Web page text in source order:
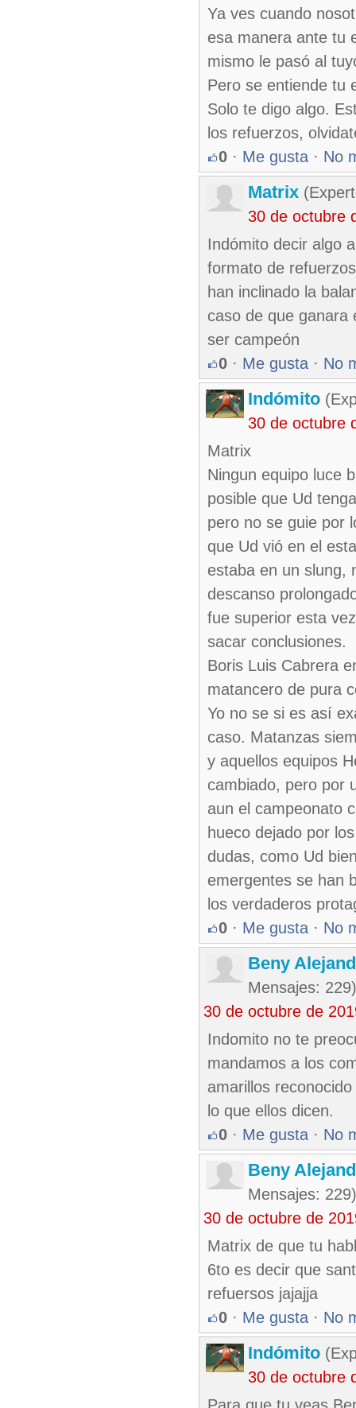
Ya ves cuando
esa manera ante tu
mismo le pasó al
Pero se entiende tu
Solo te digo algo.
los refuerzos,
0 · Me gusta · No
Matrix
30 de octubre
Indómito decir algo
formato de
han inclinado la
caso de que ganara
ser campeón
0 · Me gusta · No
Indómito
30 de octubre
Matrix
Ningun equipo luce
posible que Ud
pero no se guie por
que Ud vió en el
estaba en un slung,
descanso
fue superior esta
sacar conclusiones.
Boris Luis Cabrera
matancero de pura
Yo no se si es así
caso. Matanzas
y aquellos equipos
cambiado, pero por
aun el campeonato
hueco dejado por
dudas, como Ud
emergentes se han
los verdaderos
0 · Me gusta · No
Beny
Mensajes: 229)
30 de octubre de
Indomito no te
mandamos a los
amarillos
lo que ellos dicen.
0 · Me gusta · No
Beny
Mensajes: 229)
30 de octubre de
Matrix de que tu
6to es decir que
refuersos jajajja
0 · Me gusta · No
Indómito
30 de octubre